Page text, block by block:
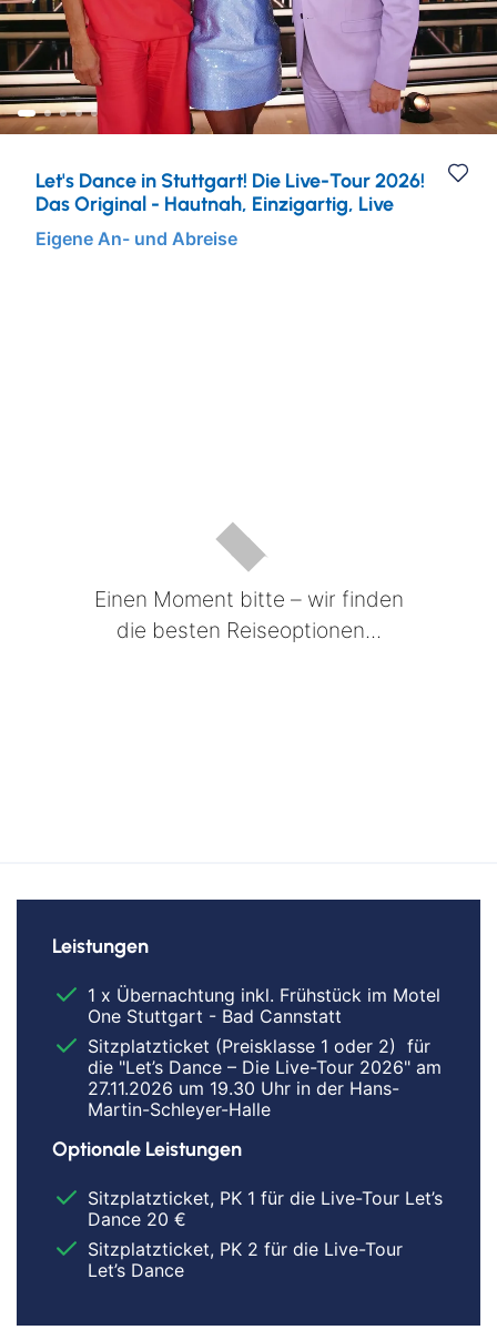
Städtereisen
Eventreisen
Musicalreisen
Elbphilharmonie Hamburg
Ruhr & Rhein
Europa
Mein Schiff Kombireisen
Mein Schiff Kreuzfahrten
Mosel Kreuzfahrten
Rhein Kreuzfahrten
Let's Dance in Stuttgart! Die Live-Tour 2026!
Das Original - Hautnah, Einzigartig, Live
Eigene An- und Abreise
Einen Moment bitte – wir finden
die besten Reiseoptionen...
Leistungen
1 x Übernachtung inkl. Frühstück im Motel
One Stuttgart - Bad Cannstatt
Sitzplatzticket (Preisklasse 1 oder 2) für
die "Let’s Dance – Die Live-Tour 2026" am
27.11.2026 um 19.30 Uhr in der Hans-
Martin-Schleyer-Halle
Optionale Leistungen
Sitzplatzticket, PK 1 für die Live-Tour Let’s
Dance 20 €
Sitzplatzticket, PK 2 für die Live-Tour
Let’s Dance